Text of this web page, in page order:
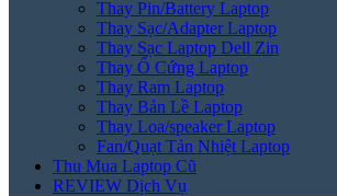
Thay Pin/Battery Laptop
Thay Sạc/Adapter Laptop
Thay Sạc Laptop Dell Zin
Thay Ổ Cứng Laptop
Thay Ram Laptop
Thay Bản Lề Laptop
Thay Loa/speaker Laptop
Fan/Quạt Tản Nhiệt Laptop
Thu Mua Laptop Cũ
REVIEW Dịch Vụ